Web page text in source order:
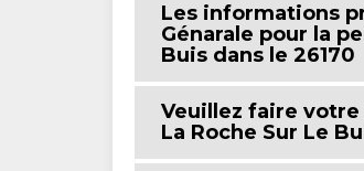
Les informations
Génarale pour la
Buis dans le 26170
Veuillez faire
La Roche Sur Le